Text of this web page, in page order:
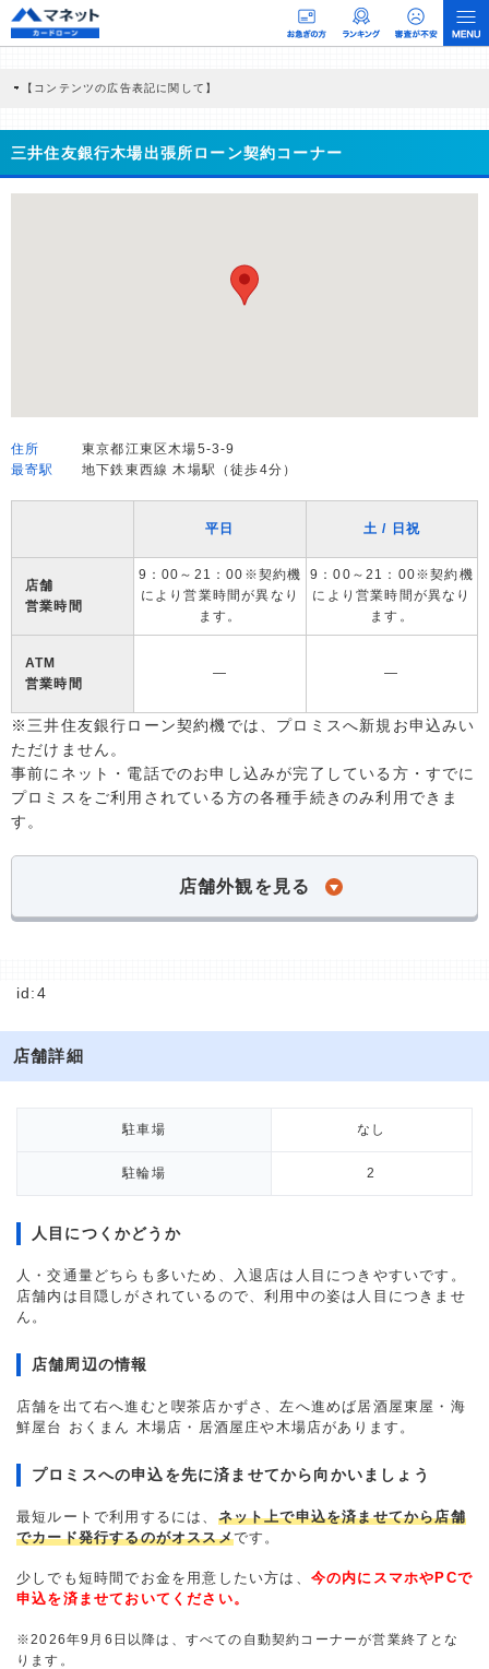
【コンテンツの広告表記に関して】
商品を根拠なくPRするものではなく、当編集部の調査／ユーザーへの口コミ収集な
どに基づき、公平性を担保した情報提供を行っています。
>提携企業一覧
三井住友銀行木場出張所ローン契約コーナー
住所
東京都江東区木場5-3-9
最寄駅
地下鉄東西線 木場駅（徒歩4分）
平日 土 / 日祝
店舗
営業時間
9：00～21：00※契約機
により営業時間が異なり
ます。
9：00～21：00※契約機
により営業時間が異なり
ます。
ATM
営業時間
― ―
※三井住友銀行ローン契約機では、プロミスへ新規お申込みい
ただけません。
事前にネット・電話でのお申し込みが完了している方・すでに
プロミスをご利用されている方の各種手続きのみ利用できま
す。
店舗外観を見る
id:4
店舗詳細
駐車場 なし
駐輪場 2
人目につくかどうか
人・交通量どちらも多いため、入退店は人目につきやすいです。
店舗内は目隠しがされているので、利用中の姿は人目につきませ
ん。
店舗周辺の情報
店舗を出て右へ進むと喫茶店かずさ、左へ進めば居酒屋東屋・海
鮮屋台 おくまん 木場店・居酒屋庄や木場店があります。
プロミスへの申込を先に済ませてから向かいましょう
最短ルートで利用するには、 ネット上で申込を済ませてから店舗
でカード発行するのがオススメです。
少しでも短時間でお金を用意したい方は、 今の内にスマホやPCで
申込を済ませておいてください。
※2026年9月6日以降は、すべての自動契約コーナーが営業終了とな
ります。